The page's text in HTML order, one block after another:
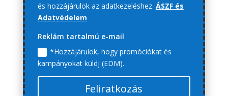
és hozzájárulok az adatkezeléshez. ÁSZF és
Adatvédelem
Reklám tartalmú e-mail
*Hozzájárulok, hogy promóciókat és
kampányokat küldj (EDM).
Feliratkozás